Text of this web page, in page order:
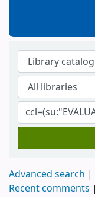
Advanced search
Recent comments